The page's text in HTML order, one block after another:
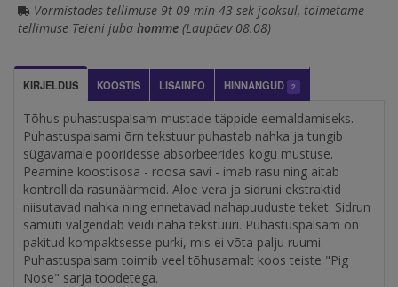
Vormistades tellimuse 9t 09 min 43 sek jooksul, toimetame
tellimuse Teieni juba homme (Laupäev 08.08)
KIRJELDUS KOOSTIS LISAINFO HINNANGUD 2
Tõhus puhastuspalsam mustade täppide eemaldamiseks.
Puhastuspalsami õrn tekstuur puhastab nahka ja tungib
sügavamale pooridesse absorbeerides kogu mustuse.
Peamine koostisosa - roosa savi - imab rasu ning aitab
kontrollida rasunäärmeid. Aloe vera ja sidruni ekstraktid
niisutavad nahka ning ennetavad nahapuuduste teket. Sidrun
samuti valgendab veidi naha tekstuuri. Puhastuspalsam on
pakitud kompaktsesse purki, mis ei võta palju ruumi.
Puhastuspalsam toimib veel tõhusamalt koos teiste "Pig
Nose" sarja toodetega.